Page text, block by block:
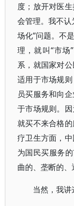
度；放开对医
会管理。我不
场化”问题。不
理，就叫“市场
系，就国家对
适用于市场规
员买服务和向
于市场规则。
就买不来合格
疗卫生方面，
为国民买服务
曲的、垄断的、
当然，我讲